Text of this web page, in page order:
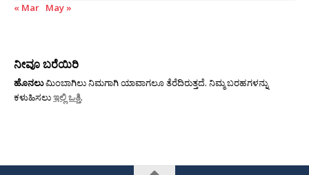
« Mar May »
ನೀವೂ ಬರೆಯಿರಿ
ಹೊನಲುಮಿಂಬಾಗಿಲು ನಿಮಗಾಗಿ ಯಾವಾಗಲೂ ತೆರೆದಿರುತ್ತದೆ. ನಿಮ್ಮ ಬರಹಗಳನ್ನು
ಕಳುಹಿಸಲುಇಲ್ಲಿ ಒತ್ತಿ.